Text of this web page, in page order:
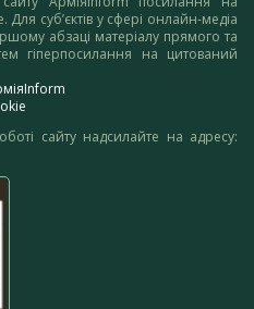
Для суб’єктів у сфері онлайн-медіа
абзаці матеріалу прямого та
гіперпосилання на цитований
сайту надсилайте на адресу: